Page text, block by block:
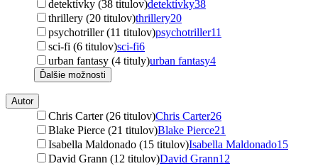
detektívky (38 titulov)detektívky38
thrillery (20 titulov)thrillery20
psychotriller (11 titulov)psychotriller11
sci-fi (6 titulov)sci-fi6
urban fantasy (4 tituly)urban fantasy4
Ďalšie možnosti
Autor
Chris Carter (26 titulov)Chris Carter26
Blake Pierce (21 titulov)Blake Pierce21
Isabella Maldonado (15 titulov)Isabella Maldonado15
David Grann (12 titulov)David Grann12